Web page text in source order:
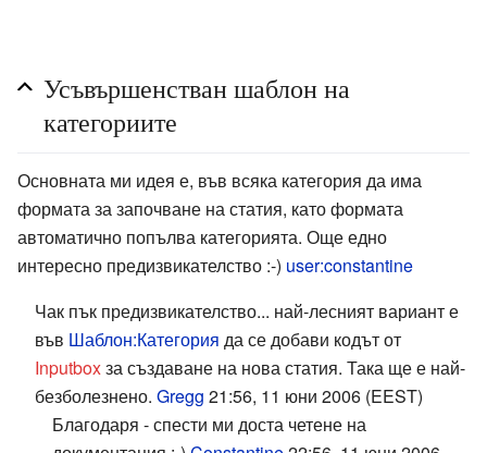
Усъвършенстван шаблон на
категориите
Основната ми идея е, във всяка категория да има
формата за започване на статия, като формата
автоматично попълва категорията. Още едно
интересно предизвикателство :-) user:constantine
Чак пък предизвикателство... най-лесният вариант е
във Шаблон:Категория да се добави кодът от
Inputboxза създаване на нова статия. Така ще е най-
безболезнено. Gregg 21:56, 11 юни 2006 (EEST)
Благодаря - спести ми доста четене на